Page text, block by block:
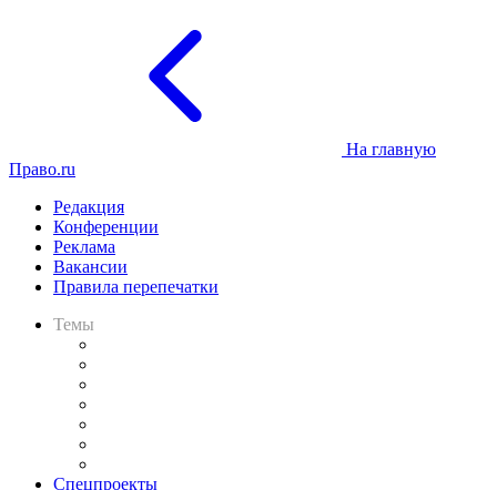
На главную
Право.ru
Редакция
Конференции
Реклама
Вакансии
Правила перепечатки
Темы
Спецпроекты